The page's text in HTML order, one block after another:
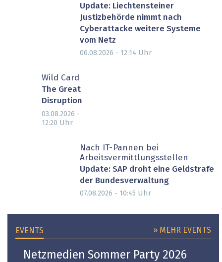
Update: Liechtensteiner
Justizbehörde nimmt nach
Cyberattacke weitere Systeme
vom Netz
06.08.2026 - 12:14 Uhr
Wild Card
The Great
Disruption
03.08.2026 -
12:20 Uhr
Nach IT-Pannen bei
Arbeitsvermittlungsstellen
Update: SAP droht eine Geldstrafe
der Bundesverwaltung
07.08.2026 - 10:45 Uhr
EVENTS » MEHR EVENTS
Netzmedien Sommer Party 2026